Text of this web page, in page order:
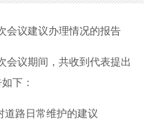
议建议办理情况的报告
议期间，共收到代表提出
下：
路日常维护的建议